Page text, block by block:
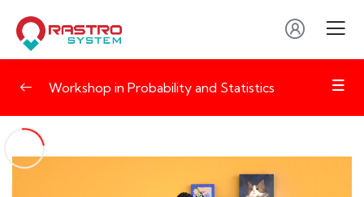
Workshop in Probability and Statistics